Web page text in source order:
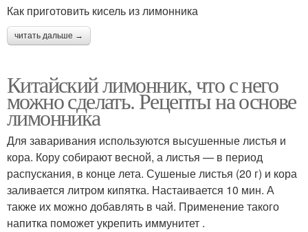
Как приготовить кисель из лимонника
читать дальше →
Китайский лимонник, что с него
можно сделать. Рецепты на основе
лимонника
Для заваривания используются высушенные листья и
кора. Кору собирают весной, а листья — в период
распускания, в конце лета. Сушеные листья (20 г) и кора
заливается литром кипятка. Настаивается 10 мин. А
также их можно добавлять в чай. Применение такого
напитка поможет укрепить иммунитет .